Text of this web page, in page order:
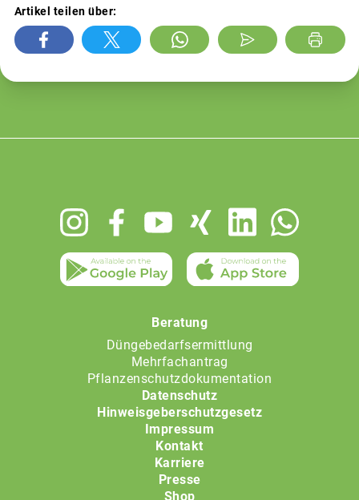
Artikel teilen über:
Beratung
Düngebedarfsermittlung
Mehrfachantrag
Pflanzenschutzdokumentation
Datenschutz
Hinweisgeberschutzgesetz
Impressum
Kontakt
Karriere
Presse
Shop